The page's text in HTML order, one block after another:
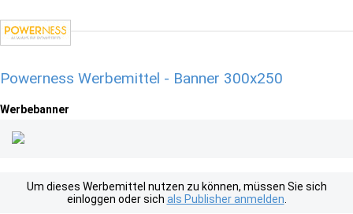
Powerness Werbemittel - Banner 300x250
Werbebanner
Um dieses Werbemittel nutzen zu können, müssen Sie sich
einloggen oder sich als Publisher anmelden